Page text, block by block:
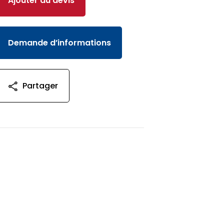
Demande d’informations
Partager